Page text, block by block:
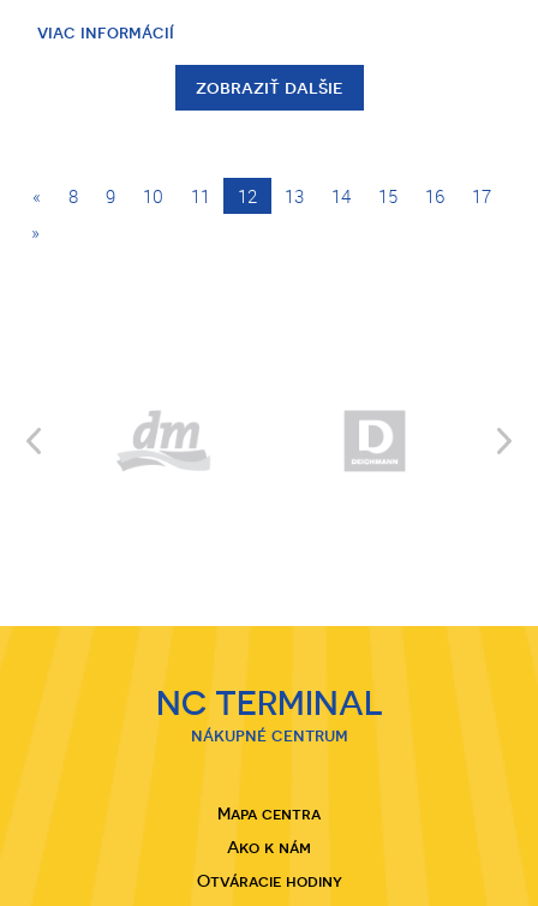
viac informácií
zobraziť dalšie
« 8 9 10 11 12 13 14 15 16
17
»
NC TERMINAL
nákupné centrum
Mapa centra
Ako k nám
Otváracie hodiny